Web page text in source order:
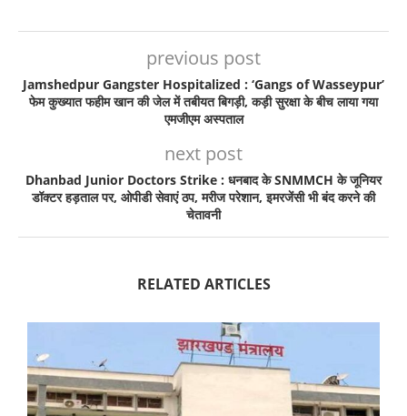
previous post
Jamshedpur Gangster Hospitalized : ‘Gangs of Wasseypur’
फेम कुख्यात फहीम खान की जेल में तबीयत बिगड़ी, कड़ी सुरक्षा के बीच लाया गया
एमजीएम अस्पताल
next post
Dhanbad Junior Doctors Strike : धनबाद के SNMMCH के जूनियर
डॉक्टर हड़ताल पर, ओपीडी सेवाएं ठप, मरीज परेशान, इमरजेंसी भी बंद करने की
चेतावनी
RELATED ARTICLES